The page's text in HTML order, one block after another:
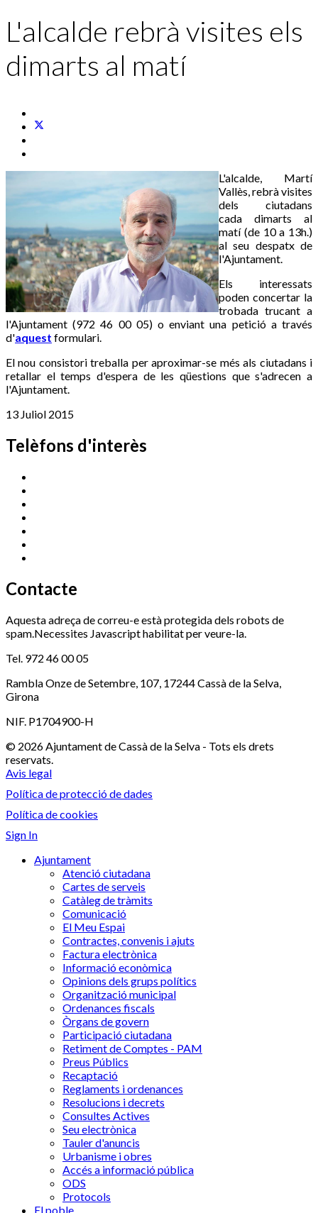
L'alcalde rebrà visites els
dimarts al matí
L'alcalde, Martí
Vallès, rebrà visites
dels ciutadans
cada dimarts al
matí (de 10 a 13h.)
al seu despatx de
l'Ajuntament.
Els interessats
poden concertar la
trobada trucant a
l'Ajuntament (972 46 00 05) o enviant una petició a través
d'aquest formulari.
El nou consistori treballa per aproximar-se més als ciutadans i
retallar el temps d'espera de les qüestions que s'adrecen a
l'Ajuntament.
13 Juliol 2015
Telèfons d'interès
Contacte
Aquesta adreça de correu-e està protegida dels robots de
spam.Necessites Javascript habilitat per veure-la.
Tel. 972 46 00 05
Rambla Onze de Setembre, 107, 17244 Cassà de la Selva,
Girona
NIF. P1704900-H
© 2026 Ajuntament de Cassà de la Selva - Tots els drets
reservats.
Avis legal
Política de protecció de dades
Política de cookies
Sign In
Ajuntament
Atenció ciutadana
Cartes de serveis
Catàleg de tràmits
Comunicació
El Meu Espai
Contractes, convenis i ajuts
Factura electrònica
Informació econòmica
Opinions dels grups polítics
Organització municipal
Ordenances fiscals
Òrgans de govern
Participació ciutadana
Retiment de Comptes - PAM
Preus Públics
Recaptació
Reglaments i ordenances
Resolucions i decrets
Consultes Actives
Seu electrònica
Tauler d'anuncis
Urbanisme i obres
Accés a informació pública
ODS
Protocols
El poble